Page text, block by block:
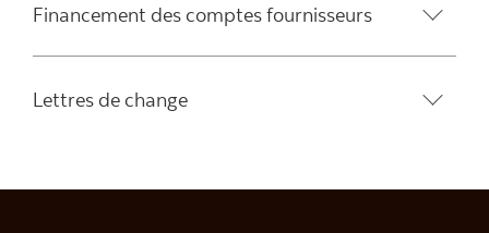
Financement des comptes fournisseurs
Lettres de change